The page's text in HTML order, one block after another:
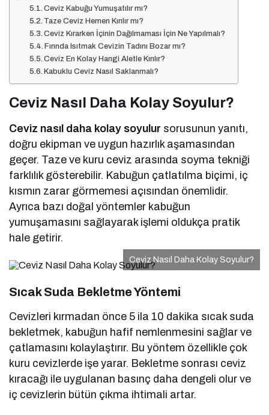
Ceviz Kabuğu Yumuşatılır mı?
Taze Ceviz Hemen Kırılır mı?
Ceviz Kırarken İçinin Dağılmaması İçin Ne Yapılmalı?
Fırında Isıtmak Cevizin Tadını Bozar mı?
Ceviz En Kolay Hangi Aletle Kırılır?
Kabuklu Ceviz Nasıl Saklanmalı?
Ceviz Nasıl Daha Kolay Soyulur?
Ceviz nasıl daha kolay soyulur sorusunun yanıtı,
doğru ekipman ve uygun hazırlık aşamasından
geçer. Taze ve kuru ceviz arasında soyma tekniği
farklılık gösterebilir. Kabuğun çatlatılma biçimi, iç
kısmın zarar görmemesi açısından önemlidir.
Ayrıca bazı doğal yöntemler kabuğun
yumuşamasını sağlayarak işlemi oldukça pratik
hale getirir.
Ceviz Nasıl Daha Kolay Soyulur?
Sıcak Suda Bekletme Yöntemi
Cevizleri kırmadan önce 5 ila 10 dakika sıcak suda
bekletmek, kabuğun hafif nemlenmesini sağlar ve
çatlamasını kolaylaştırır. Bu yöntem özellikle çok
kuru cevizlerde işe yarar. Bekletme sonrası ceviz
kıracağı ile uygulanan basınç daha dengeli olur ve
iç cevizlerin bütün çıkma ihtimali artar.